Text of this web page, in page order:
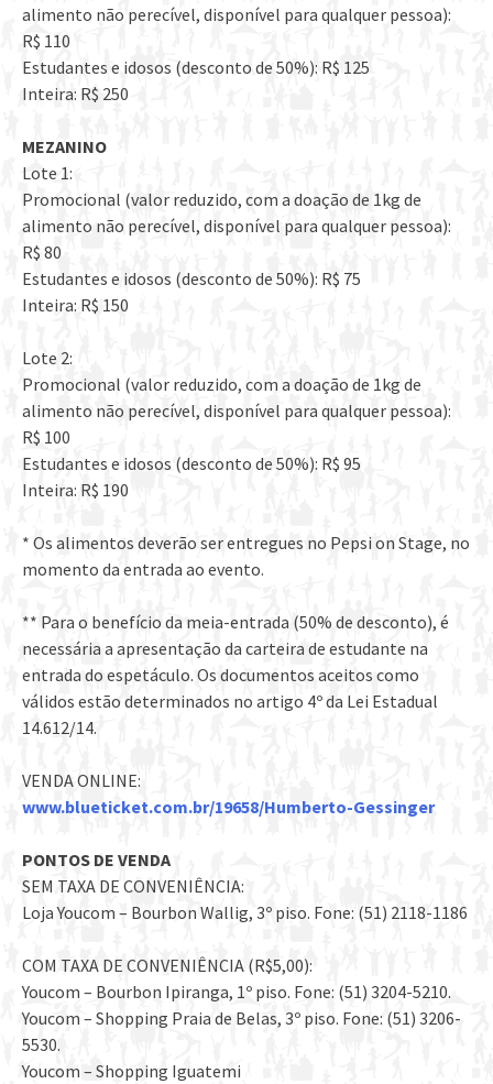
alimento não perecível, disponível para qualquer pessoa):
R$ 110
Estudantes e idosos (desconto de 50%): R$ 125
Inteira: R$ 250
MEZANINO
Lote 1:
Promocional (valor reduzido, com a doação de 1kg de
alimento não perecível, disponível para qualquer pessoa):
R$ 80
Estudantes e idosos (desconto de 50%): R$ 75
Inteira: R$ 150
Lote 2:
Promocional (valor reduzido, com a doação de 1kg de
alimento não perecível, disponível para qualquer pessoa):
R$ 100
Estudantes e idosos (desconto de 50%): R$ 95
Inteira: R$ 190
* Os alimentos deverão ser entregues no Pepsi on Stage, no
momento da entrada ao evento.
** Para o benefício da meia-entrada (50% de desconto), é
necessária a apresentação da carteira de estudante na
entrada do espetáculo. Os documentos aceitos como
válidos estão determinados no artigo 4º da Lei Estadual
14.612/14.
VENDA ONLINE:
www.blueticket.com.br/19658/Humberto-Gessinger
PONTOS DE VENDA
SEM TAXA DE CONVENIÊNCIA:
Loja Youcom – Bourbon Wallig, 3º piso. Fone: (51) 2118-1186
COM TAXA DE CONVENIÊNCIA (R$5,00):
Youcom – Bourbon Ipiranga, 1º piso. Fone: (51) 3204-5210.
Youcom – Shopping Praia de Belas, 3º piso. Fone: (51) 3206-
5530.
Youcom – Shopping Iguatemi